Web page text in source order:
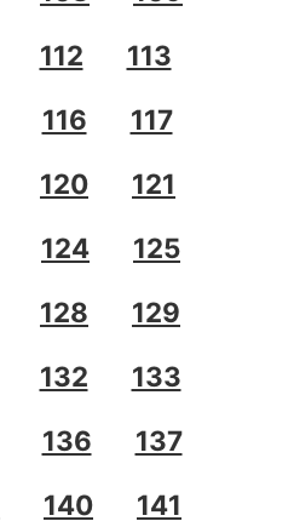
112
113
116
117
120
121
124
125
128
129
132
133
136
137
140 141